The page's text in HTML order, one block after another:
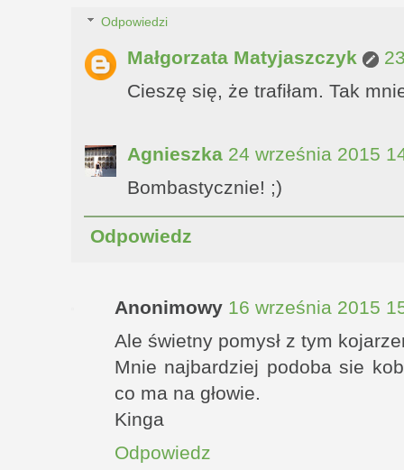
Odpowiedzi
Małgorzata Matyjaszczyk
Cieszę się, że trafiłam. Tak
Agnieszka 24 września 2015
Bombastycznie! ;)
Odpowiedz
Anonimowy 16 września 2015
Ale świetny pomysł z tym
Mnie najbardziej podoba sie
co ma na głowie.
Kinga
Odpowiedz